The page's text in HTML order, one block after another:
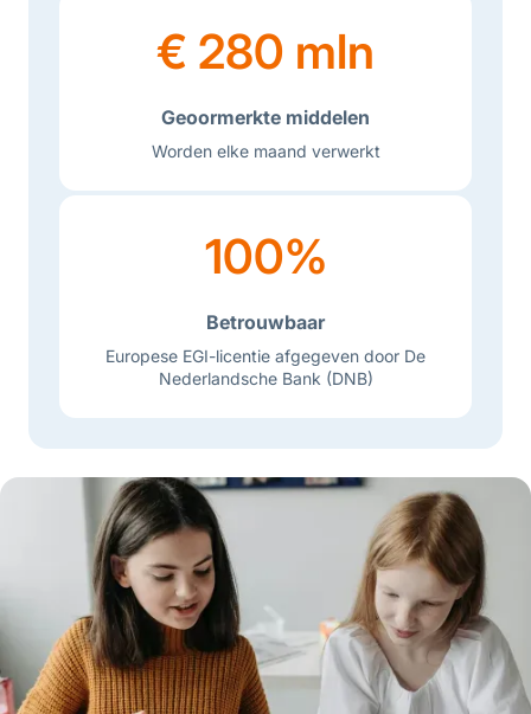
€ 280 mln
Geoormerkte middelen
Worden elke maand verwerkt
100%
Betrouwbaar
Europese EGI-licentie afgegeven door De
Nederlandsche Bank (DNB)